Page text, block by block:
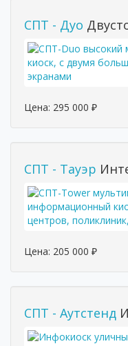
СПТ - Дуо
Цена: 295 000 ₽
СПТ - Тауэр
Цена: 205 000 ₽
СПТ - Аутстенд